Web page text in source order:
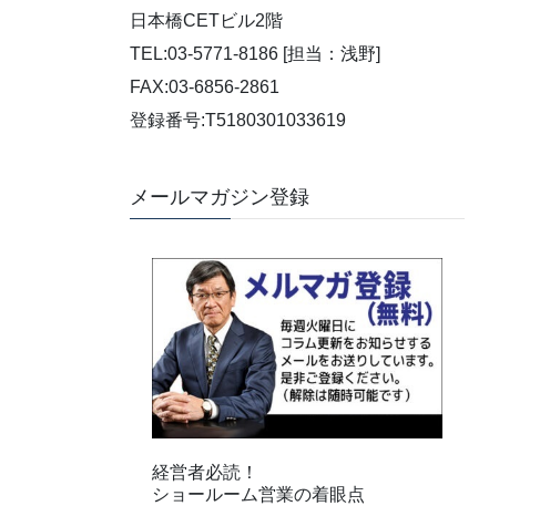
日本橋CETビル2階
TEL:03-5771-8186 [担当：浅野]
FAX:03-6856-2861
登録番号:T5180301033619
メールマガジン登録
経営者必読！
ショールーム営業の着眼点